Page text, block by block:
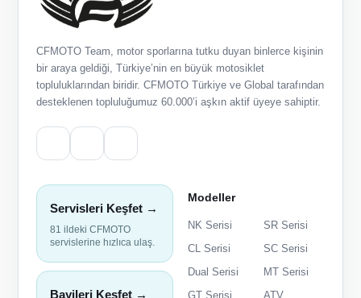
CFMOTO Team, motor sporlarına tutku duyan binlerce kişinin
bir araya geldiği, Türkiye’nin en büyük motosiklet
topluluklarından biridir. CFMOTO Türkiye ve Global tarafından
desteklenen topluluğumuz 60.000’i aşkın aktif üyeye sahiptir.
Servisleri Keşfet →
81 ildeki CFMOTO
servislerine hızlıca ulaş.
Bayileri Keşfet →
Modeller
NK Serisi
SR Serisi
CL Serisi
SC Serisi
Dual Serisi
MT Serisi
GT Serisi
ATV